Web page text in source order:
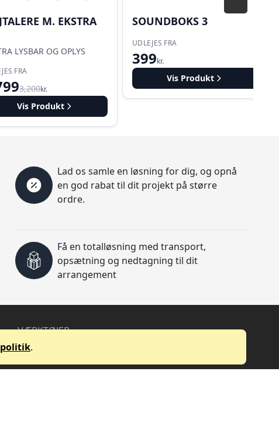
M. EKSTRA
LYSBAR OG OPLYS
FRA
3,200kr.
Vis Produkt
SOUNDBOKS 3
UDLEJES FRA
399kr.
Vis Produkt
Lad os samle en løsning for dig, og opnå
en god rabat til dit projekt på større
ordre.
Få en totalløsning med transport,
opsætning og nedtagning til dit
arrangement
VÆRKTØJER
Kabel Volt tab beregner
Lydtryk fald beregner
.